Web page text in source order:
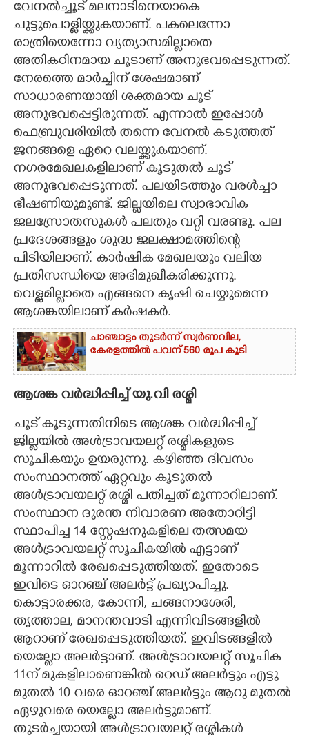
CARTOONS
LITERATURE
ZOOM
വേനൽച്ചൂട് മലനാടിനെയാകെ
ചുട്ടുപൊള്ളിയ്ക്കുകയാണ്. പകലെന്നോ
രാത്രിയെന്നോ വ്യത്യാസമില്ലാതെ
അതികഠിനമായ ചൂടാണ് അനുഭവപ്പെടുന്നത്.
നേരത്തെ മാർച്ചിന് ശേഷമാണ്
സാധാരണയായി ശക്തമായ ചൂട്
അനുഭവപ്പെട്ടിരുന്നത്. എന്നാൽ ഇപ്പോൾ
ഫെബ്രുവരിയിൽ തന്നെ വേനൽ കടുത്തത്
ജനങ്ങളെ ഏറെ വലയ്ക്കുകയാണ്.
നഗരമേഖലകളിലാണ് കൂടുതൽ ചൂട്
അനുഭവപ്പെടുന്നത്. പലയിടത്തും വരൾച്ചാ
ഭീഷണിയുമുണ്ട്. ജില്ലയിലെ സ്വാഭാവിക
ജലസ്രോതസുകൾ പലതും വറ്റി വരണ്ടു. പല
പ്രദേശങ്ങളും ശുദ്ധ ജലക്ഷാമത്തിന്റെ
പിടിയിലാണ്. കാർഷിക മേഖലയും വലിയ
പ്രതിസന്ധിയെ അഭിമുഖീകരിക്കുന്നു.
വെള്ളമില്ലാതെ എങ്ങനെ കൃഷി ചെയ്യുമെന്ന
ആശങ്കയിലാണ് കർഷകർ.
ചാഞ്ചാട്ടം തുടർന്ന് സ്വർണവില,
കേരളത്തിൽ പവന് 560 രൂപ കൂടി
ആശങ്ക വർദ്ധിപ്പിച്ച് യു.വി രശ്മി
ചൂട് കൂടുന്നതിനിടെ ആശങ്ക വർദ്ധിപ്പിച്ച്
ജില്ലയിൽ അൾട്രാവയലറ്റ് രശ്മികളുടെ
സൂചികയും ഉയരുന്നു. കഴിഞ്ഞ ദിവസം
സംസ്ഥാനത്ത് ഏറ്റവും കൂടുതൽ
അൾട്രാവയലറ്റ് രശ്മി പതിച്ചത് മൂന്നാറിലാണ്.
സംസ്ഥാന ദുരന്ത നിവാരണ അതോറിട്ടി
സ്ഥാപിച്ച 14 സ്റ്റേഷനുകളിലെ തത്സമയ
അൾട്രാവയലറ്റ് സൂചികയിൽ എട്ടാണ്
മൂന്നാറിൽ രേഖപ്പെടുത്തിയത്. ഇതോടെ
ഇവിടെ ഓറഞ്ച് അലർട്ട് പ്രഖ്യാപിച്ചു.
കൊട്ടാരക്കര, കോന്നി, ചങ്ങനാശേരി,
തൃത്താല, മാനന്തവാടി എന്നിവിടങ്ങളിൽ
ആറാണ് രേഖപ്പെടുത്തിയത്. ഇവിടങ്ങളിൽ
യെല്ലോ അലർട്ടാണ്. അൾട്രാവയലറ്റ് സൂചിക
11ന് മുകളിലാണെങ്കിൽ റെഡ് അലർട്ടും എട്ടു
മുതൽ 10 വരെ ഓറഞ്ച് അലർട്ടും ആറു മുതൽ
ഏഴുവരെ യെല്ലോ അലർട്ടുമാണ്.
തുടർച്ചയായി അൾട്രാവയലറ്റ് രശ്മികൾ